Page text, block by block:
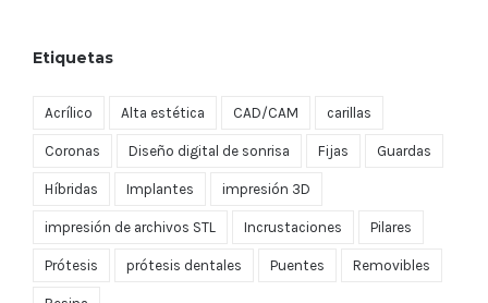
Etiquetas
Acrílico Alta estética CAD/CAM carillas
Coronas Diseño digital de sonrisa Fijas Guardas
Híbridas Implantes impresión 3D
impresión de archivos STL Incrustaciones Pilares
Prótesis prótesis dentales Puentes Removibles